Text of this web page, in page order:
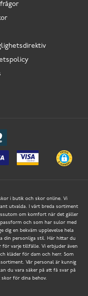
i butik och skor online. Vi
utvalda. I vårt breda sortiment
om komfort när det gäller
och som har sulor med
dig en bekväm upplevelse hela
din personliga stil. Här hittar du
för varje tillfälle. Vi erbjuder även
kläder för dam och herr. Som
Vår personal är kunnig
du vara säker på att få svar på
för dina behov.